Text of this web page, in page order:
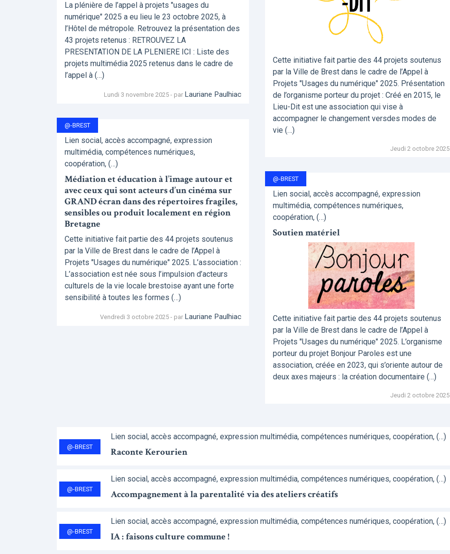
La plénière de l’appel à projets "usages du
numérique" 2025 a eu lieu le 23 octobre 2025, à
l’Hôtel de métropole. Retrouvez la présentation des
43 projets retenus : RETROUVEZ LA
PRESENTATION DE LA PLENIERE ICI : Liste des
projets multimédia 2025 retenus dans le cadre de
l’appel à (…)
Lundi 3 novembre 2025 - par Lauriane Paulhiac
@-BREST
Lien social, accès accompagné, expression
multimédia, compétences numériques,
coopération, (…)
Médiation et éducation à l’image autour et
avec ceux qui sont acteurs d’un cinéma sur
GRAND écran dans des répertoires fragiles,
sensibles ou produit localement en région
Bretagne
Cette initiative fait partie des 44 projets soutenus
par la Ville de Brest dans le cadre de l’Appel à
Projets "Usages du numérique" 2025. L’association :
L’association est née sous l’impulsion d’acteurs
culturels de la vie locale brestoise ayant une forte
sensibilité à toutes les formes (…)
Vendredi 3 octobre 2025 - par Lauriane Paulhiac
Cette initiative fait partie des 44 projets soutenus
par la Ville de Brest dans le cadre de l’Appel à
Projets "Usages du numérique" 2025. Présentation
de l’organisme porteur du projet : Créé en 2015, le
Lieu-Dit est une association qui vise à
accompagner le changement versdes modes de
vie (…)
Jeudi 2 octobre 2025
@-BREST
Lien social, accès accompagné, expression
multimédia, compétences numériques,
coopération, (…)
Soutien matériel
Cette initiative fait partie des 44 projets soutenus
par la Ville de Brest dans le cadre de l’Appel à
Projets "Usages du numérique" 2025. L’organisme
porteur du projet Bonjour Paroles est une
association, créée en 2023, qui s’oriente autour de
deux axes majeurs : la création documentaire (…)
Jeudi 2 octobre 2025
@-BREST
Lien social, accès accompagné, expression multimédia, compétences numériques, coopération, (…)
Raconte Kerourien
@-BREST
Lien social, accès accompagné, expression multimédia, compétences numériques, coopération, (…)
Accompagnement à la parentalité via des ateliers créatifs
@-BREST
Lien social, accès accompagné, expression multimédia, compétences numériques, coopération, (…)
IA : faisons culture commune !